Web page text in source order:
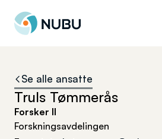
Til forsiden
Se alle ansatte
Truls Tømmerås
Forsker II
Forskningsavdelingen